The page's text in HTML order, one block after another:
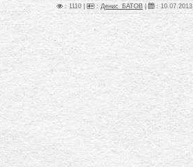
: 1110 | :Денис_БАТОВ| :10.07.2013